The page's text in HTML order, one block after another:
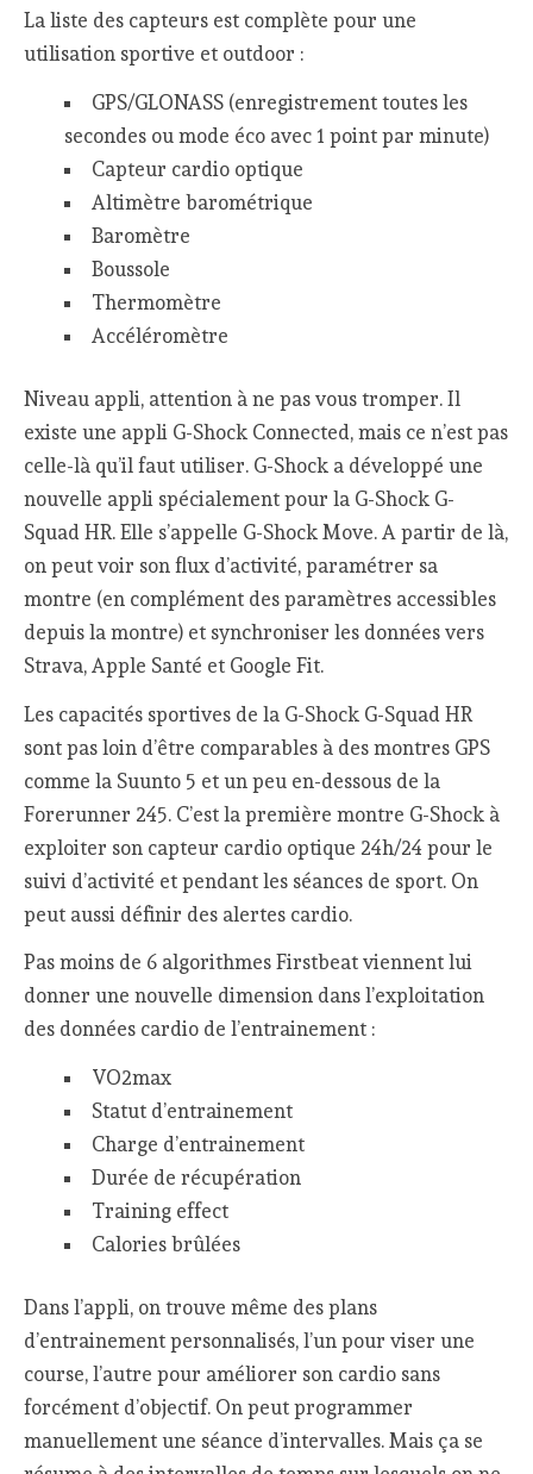
La liste des capteurs est complète pour une
utilisation sportive et outdoor :
GPS/GLONASS (enregistrement toutes les
secondes ou mode éco avec 1 point par minute)
Capteur cardio optique
Altimètre barométrique
Baromètre
Boussole
Thermomètre
Accéléromètre
Niveau appli, attention à ne pas vous tromper. Il
existe une appli G-Shock Connected, mais ce n’est pas
celle-là qu’il faut utiliser. G-Shock a développé une
nouvelle appli spécialement pour la G-Shock G-
Squad HR. Elle s’appelle G-Shock Move. A partir de là,
on peut voir son flux d’activité, paramétrer sa
montre (en complément des paramètres accessibles
depuis la montre) et synchroniser les données vers
Strava, Apple Santé et Google Fit.
Les capacités sportives de la G-Shock G-Squad HR
sont pas loin d’être comparables à des montres GPS
comme la Suunto 5 et un peu en-dessous de la
Forerunner 245. C’est la première montre G-Shock à
exploiter son capteur cardio optique 24h/24 pour le
suivi d’activité et pendant les séances de sport. On
peut aussi définir des alertes cardio.
Pas moins de 6 algorithmes Firstbeat viennent lui
donner une nouvelle dimension dans l’exploitation
des données cardio de l’entrainement :
VO2max
Statut d’entrainement
Charge d’entrainement
Durée de récupération
Training effect
Calories brûlées
Dans l’appli, on trouve même des plans
d’entrainement personnalisés, l’un pour viser une
course, l’autre pour améliorer son cardio sans
forcément d’objectif. On peut programmer
manuellement une séance d’intervalles. Mais ça se